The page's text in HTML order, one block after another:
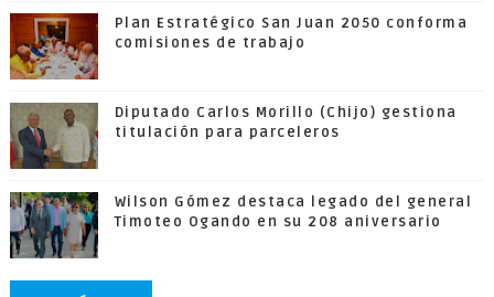
Plan Estratégico San Juan 2050 conforma
comisiones de trabajo
Diputado Carlos Morillo (Chijo) gestiona
titulación para parceleros
Wilson Gómez destaca legado del general
Timoteo Ogando en su 208 aniversario